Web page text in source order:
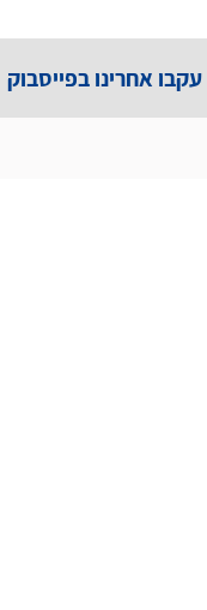
עקבו אחרינו בפייסבוק